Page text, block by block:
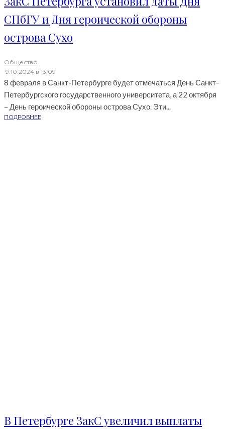
СПбГУ и Дня героической обороны
острова Сухо
Общество
·9.10.2024 в 13:09
8 февраля в Санкт-Петербурге будет отмечаться День Санкт-
Петербургского государственного университета, а 22 октября
– День героической обороны острова Сухо. Эти...
ПОДРОБНЕЕ
В Петербурге ЗакС увеличил выплаты